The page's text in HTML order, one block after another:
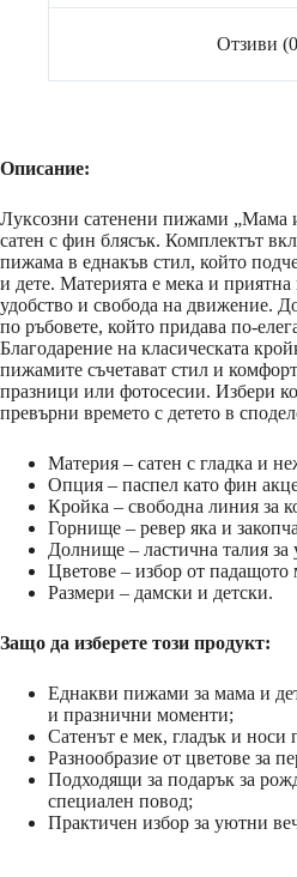
Отзиви
Описание:
Луксозни сатенени пижами „Мама
сатен с фин блясък. Комплектът
пижама в еднакъв стил, който
и дете. Материята е мека и
удобство и свобода на движение.
по ръбовете, който придава по-
Благодарение на класическата
пижамите съчетават стил и
празници или фотосесии. Избери
превърни времето с детето в
Материя – сатен с гладка и
Опция – паспел като фин
Кройка – свободна линия за
Горнище – ревер яка и
Долнище – ластична талия за
Цветове – избор от
Размери – дамски и детски.
Защо да изберете този продукт:
Еднакви пижами за мама и
и празнични моменти;
Сатенът е мек, гладък и носи
Разнообразие от цветове за
Подходящи за подарък за
специален повод;
Практичен избор за уютни